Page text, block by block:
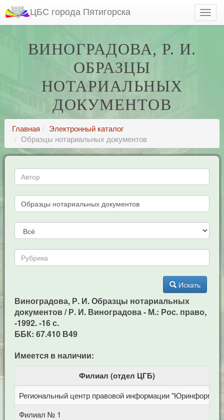
ЦБС города Пятигорска
ВИНОГРАДОВА, Р. И.
ОБРАЗЦЫ
НОТАРИАЛЬНЫХ
ДОКУМЕНТОВ
Главная
Электронный каталог
Образцы нотариальных документов
Искать
Виноградова, Р. И. Образцы нотариальных
документов / Р. И. Виноградова - М.: Рос. право,
-1992. -16 с.
ББК: 67.410 В49
Имеется в наличии:
Филиал (отдел ЦГБ)
Региональный центр правовой информации "Юринформ"
Филиал № 1